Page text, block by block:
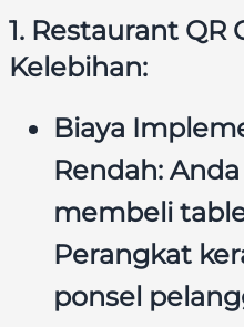
1. Restaurant QR
Kelebihan:
Biaya
Rendah:
membeli
Perangkat
ponsel